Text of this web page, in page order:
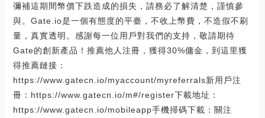
彌補這期間幣價下跌造成的損失，請務必了解清楚，謹慎參
與。Gate.io是一個有態度的平臺，不收上幣費，不造假不刷
量，真實透明。感謝每一位用戶對我們的支持，敬請期待
Gate的創新產品！推薦他人注冊，獲得30%傭金，到這里獲
得推薦鏈接：
https://www.gatecn.io/myaccount/myreferrals新用戶注
冊：https://www.gatecn.io/m#/register下載地址：
https://www.gatecn.io/mobileapp手機掃碼下載：關注